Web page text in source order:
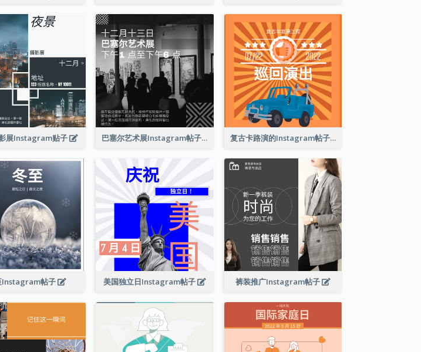
展Instagram贴子 巴塞尔艺术展Instagram帖子 复古卡路演的Instagram帖子
Instagram帖子 美国独立日Instagram帖子 裤装推广Instagram帖子